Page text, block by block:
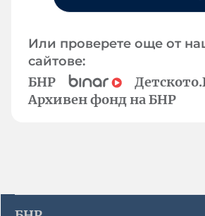
Или проверете още от
сайтове:
БНР
Архивен фонд на БНР